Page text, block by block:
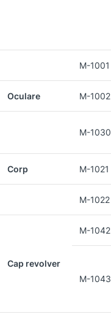
M-1001
Oculare M-1002
M-1030
Corp M-1021
M-1022
Cap revolver
M-1042
M-1043